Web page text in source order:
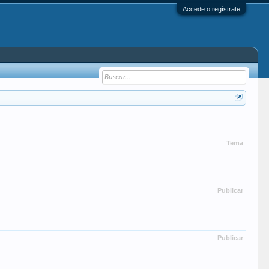
Accede o regístrate
Tema
Publicar
Publicar